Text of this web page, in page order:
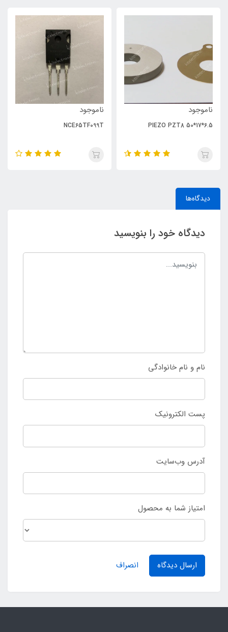
ناموجود
PIEZO PZT8 50*17*6.5
ناموجود
NCE65TF099T
دیدگاه‌ها
دیدگاه خود را بنویسید
نام و نام خانوادگی
پست الکترونیک
آدرس وب‌سایت
امتیاز شما به محصول
ارسال دیدگاه انصراف